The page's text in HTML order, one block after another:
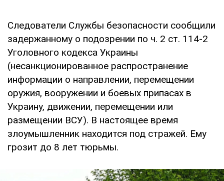
Следователи Службы безопасности сообщили
задержанному о подозрении по ч. 2 ст. 114-2
Уголовного кодекса Украины
(несанкционированное распространение
информации о направлении, перемещении
оружия, вооружении и боевых припасах в
Украину, движении, перемещении или
размещении ВСУ). В настоящее время
злоумышленник находится под стражей. Ему
грозит до 8 лет тюрьмы.